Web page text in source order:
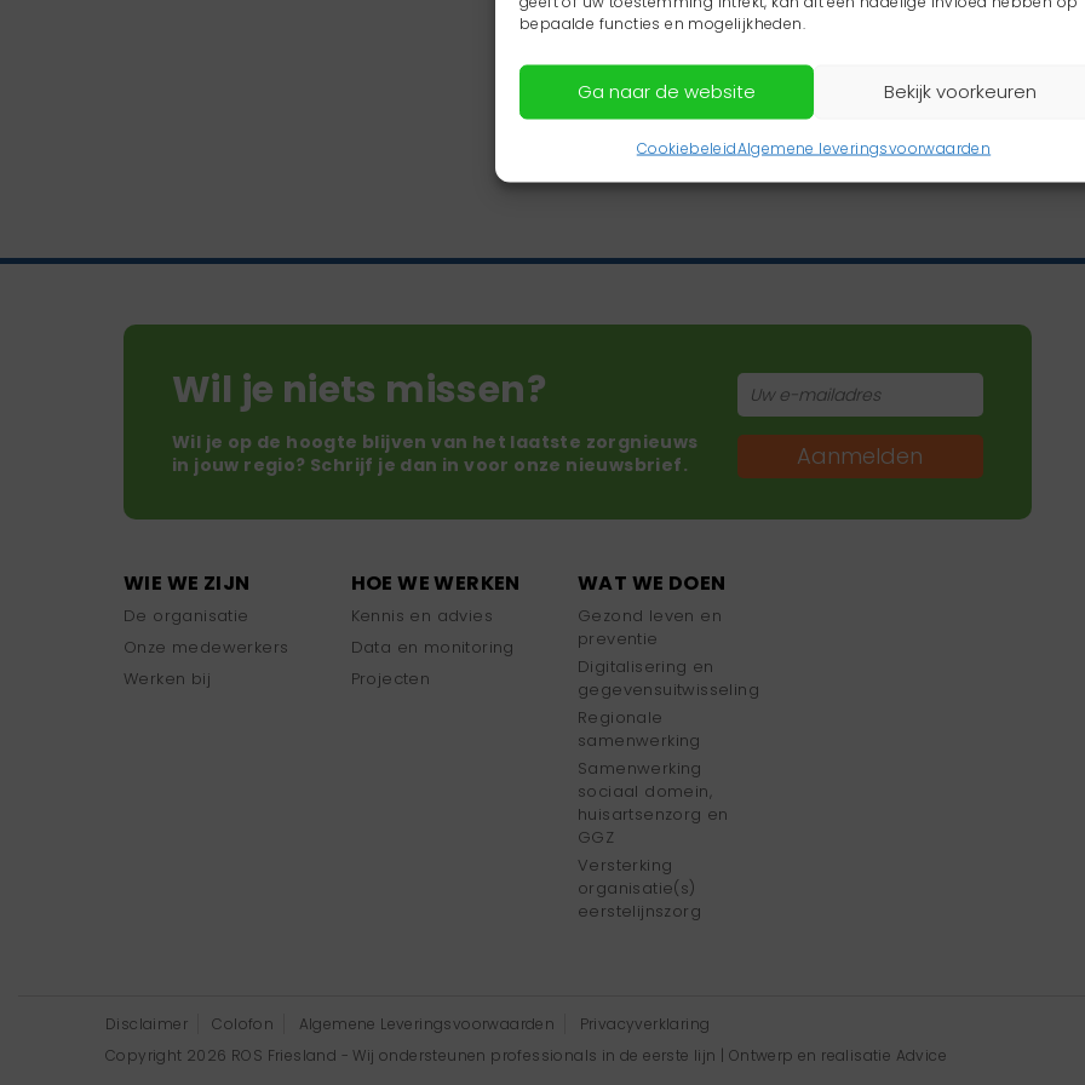
bepaalde functies en mogelijkheden.
Ga naar de website Bekijk voorkeuren
CookiebeleidAlgemene leveringsvoorwaarden
Wil je niets missen?
Wil je op de hoogte blijven van het laatste zorgnieuws
in jouw regio? Schrijf je dan in voor onze nieuwsbrief.
Aanmelden
WIE WE ZIJN
De organisatie
Onze medewerkers
Werken bij
HOE WE WERKEN
Kennis en advies
Data en monitoring
Projecten
WAT WE DOEN
Gezond leven en
preventie
Digitalisering en
gegevensuitwisseling
Regionale
samenwerking
Samenwerking
sociaal domein,
huisartsenzorg en
GGZ
Versterking
organisatie(s)
eerstelijnszorg
Disclaimer Colofon Algemene Leveringsvoorwaarden
Privacyverklaring
Copyright 2026 ROS Friesland - Wij ondersteunen professionals in de eerste lijn | Ontwerp en realisatie Advice